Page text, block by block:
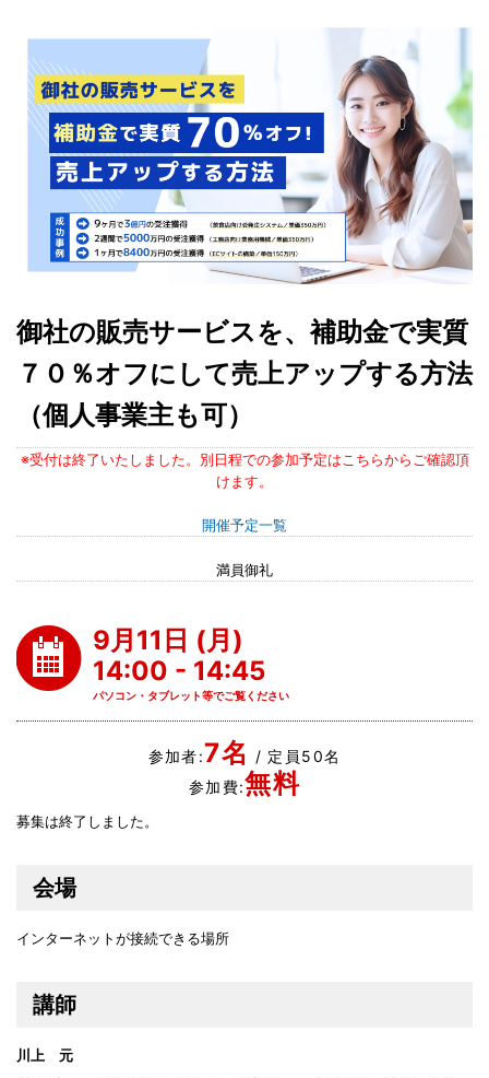
御社の販売サービスを、補助金で実質
７０％オフにして売上アップする方法
（個人事業主も可）
※受付は終了いたしました。別日程での参加予定はこちらからご確認頂
けます。
開催予定一覧
満員御礼
9月11日 (月)
14:00 - 14:45
パソコン・タブレット等でご覧ください
参加者:7名
/ 定員50名
参加費:無料
募集は終了しました。
会場
インターネットが接続できる場所
講師
川上 元